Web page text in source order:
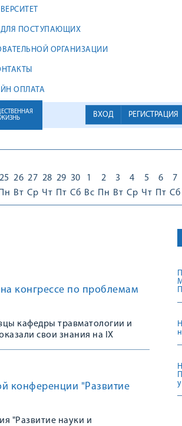
ПОСТУПАЮЩИХ
ОРГАНИЗАЦИИ
ОПЛАТА
ВХОД РЕГИСТРАЦИЯ
ЖИЗНЬ
25
Пн
26
Вт
27
Ср
28
Чт
29
Пт
30
Сб
1
Вс
2
Пн
3
Вт
4
Ср
5
Чт
6
Пт
7
Сб
конгрессе по проблемам
кафедры травматологии и
свои знания на IX
конференции "Развитие
"Развитие науки и